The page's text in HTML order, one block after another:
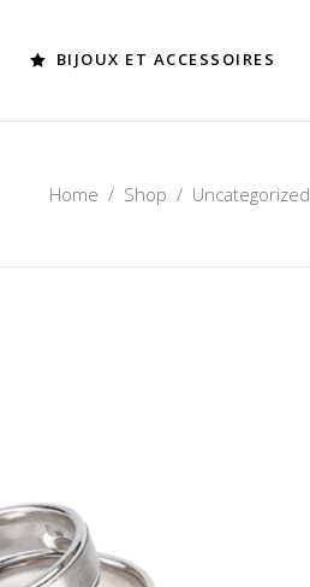
BIJOUX ET ACCESSOIRES
Home / Shop / Uncategorized